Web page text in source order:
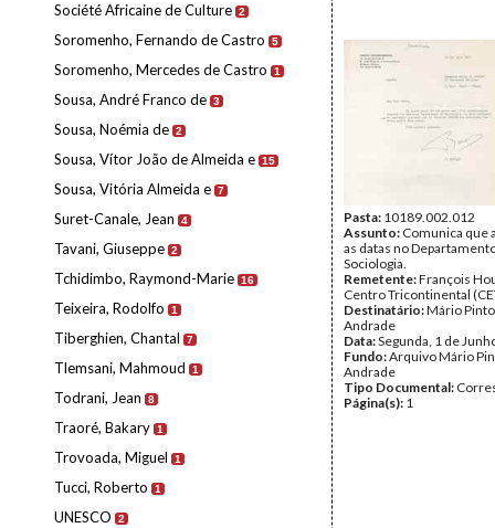
Société Africaine de Culture 2
Soromenho, Fernando de Castro 5
Soromenho, Mercedes de Castro 1
Sousa, André Franco de 3
Sousa, Noémia de 2
Sousa, Vítor João de Almeida e 15
Sousa, Vitória Almeida e 7
Suret-Canale, Jean 4
Tavani, Giuseppe 2
Tchidimbo, Raymond-Marie 16
Teixeira, Rodolfo 1
Tiberghien, Chantal 7
Tlemsani, Mahmoud 1
Todrani, Jean 8
Traoré, Bakary 1
Trovoada, Miguel 1
Tucci, Roberto 1
UNESCO 2
Pasta: 10189.002.012
Assunto: Comunica que
as datas no
Sociologia.
Remetente:François
Centro Tricontinental
Destinatário:Mário
Andrade
Data:Segunda, 1 de
Fundo:Arquivo Mário
Andrade
Tipo Documental:
Página(s): 1